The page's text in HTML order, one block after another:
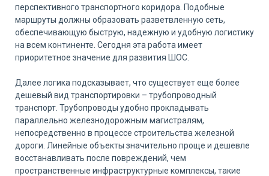
перспективного транспортного коридора. Подобные
маршруты должны образовать разветвленную сеть,
обеспечивающую быструю, надежную и удобную логистику
на всем континенте. Сегодня эта работа имеет
приоритетное значение для развития ШОС.
Далее логика подсказывает, что существует еще более
дешевый вид транспортировки – трубопроводный
транспорт. Трубопроводы удобно прокладывать
параллельно железнодорожным магистралям,
непосредственно в процессе строительства железной
дороги. Линейные объекты значительно проще и дешевле
восстанавливать после повреждений, чем
пространственные инфраструктурные комплексы, такие